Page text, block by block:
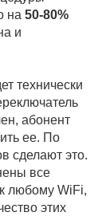
на 50-80%
и
технически
абонент
ее. По
сделают это.
все
любому WiFi,
этих